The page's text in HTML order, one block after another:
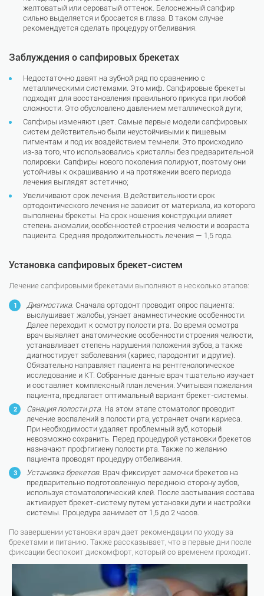
желтоватый или сероватый оттенок. Белоснежный сапфир
сильно выделяется и бросается в глаза. В таком случае
рекомендуется сделать процедуру отбеливания.
Заблуждения о сапфировых брекетах
Недостаточно давят на зубной ряд по сравнению с
металлическими системами. Это миф. Сапфировые брекеты
подходят для восстановления правильного прикуса при любой
сложности. Это обусловлено давлением металлической дуги;
Сапфиры изменяют цвет. Самые первые модели сапфировых
систем действительно были неустойчивыми к пищевым
пигментам и под их воздействием темнели. Это происходило
из-за того, что использовались кристаллы без предварительной
полировки. Сапфиры нового поколения полируют, поэтому они
устойчивы к окрашиванию и на протяжении всего периода
лечения выглядят эстетично;
Увеличивают срок лечения. В действительности срок
ортодонтического лечения не зависит от материала, из которого
выполнены брекеты. На срок ношения конструкции влияет
степень аномалии, особенностей строения челюсти и возраста
пациента. Средняя продолжительность лечения — 1,5 года.
Установка сапфировых брекет-систем
Лечение сапфировыми брекетами выполняют в несколько этапов:
Диагностика. Сначала ортодонт проводит опрос пациента:
выслушивает жалобы, узнает анамнестические особенности.
Далее переходит к осмотру полости рта. Во время осмотра
врач выявляет анатомические особенности строения челюсти,
устанавливает степень нарушения положения зубов, а также
диагностирует заболевания (кариес, пародонтит и другие).
Обязательно направляет пациента на рентгенологическое
исследование и КТ. Собранные данные врач тщательно изучает
и составляет комплексный план лечения. Учитывая пожелания
пациента, предлагает оптимальный вариант брекет-системы.
Санация полости рта. На этом этапе стоматолог проводит
лечение воспалений в полости рта, устраняет очаги кариеса.
При необходимости удаляет проблемный зуб, который
невозможно сохранить. Перед процедурой установки брекетов
назначают профгигиену полости рта. Также по желанию
пациента проводят процедуру отбеливания.
Установкабрекетов. Врач фиксирует замочки брекетов на
предварительно подготовленную переднюю сторону зубов,
используя стоматологический клей. После застывания состава
активирует брекет-систему путем установки дуги и настройки
системы. Процедура занимает от 1,5 до 2 часов.
По завершении установки врач дает рекомендации по уходу за
брекетами и питанию. Также рассказывает, что в первые дни после
фиксации беспокоит дискомфорт, который со временем проходит.